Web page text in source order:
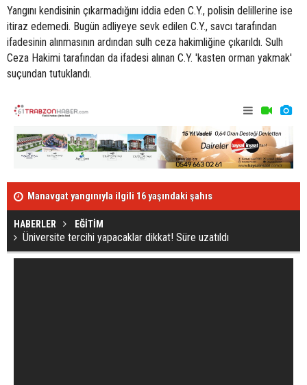
Yangını kendisinin çıkarmadığını iddia eden C.Y., polisin delillerine ise
itiraz edemedi. Bugün adliyeye sevk edilen C.Y., savcı tarafından
ifadesinin alınmasının ardından sulh ceza hakimliğine çıkarıldı. Sulh
Ceza Hakimi tarafından da ifadesi alınan C.Y. 'kasten orman yakmak'
suçundan tutuklandı.
Üniversite tercihi yapacaklar dikkat! Süre uzatıldı İnşaatın
HABERLER EĞİTİM
Üniversite tercihi yapacaklar dikkat! Süre uzatıldı